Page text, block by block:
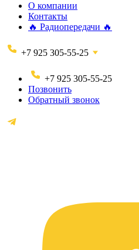
О компании
Контакты
🔥 Радиопередачи 🔥
+7 925 305-55-25
+7 925 305-55-25
Позвонить
Обратный звонок